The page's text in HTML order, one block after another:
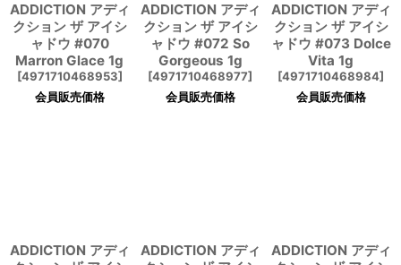
ADDICTION アディ
クション ザ アイシ
ャドウ #070
Marron Glace 1g
[4971710468953]
会員販売価格
ADDICTION アディ
クション ザ アイシ
ャドウ #072 So
Gorgeous 1g
[4971710468977]
会員販売価格
ADDICTION アディ
クション ザ アイシ
ャドウ #073 Dolce
Vita 1g
[4971710468984]
会員販売価格
ADDICTION アディ
ADDICTION アディ
ADDICTION アディ